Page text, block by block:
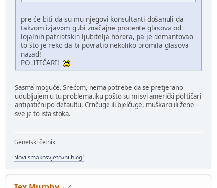
pre će biti da su mu njegovi konsultanti došanuli da
takvom izjavom gubi značajne procente glasova od
lojalnih patriotskih ljubitelja horora, pa je demantovao
to što je reko da bi povratio nekoliko promila glasova
nazad!
POLITIČARI!
Sasma moguće. Srećom, nema potrebe da se pretjerano
udubljujem u tu problematiku pošto su mi svi američki političari
antipatični po defaultu. Crnčuge ili bjelčuge, muškarci ili žene -
sve je to ista stoka.
Genetski četnik
Novi smakosvjetovni blog!